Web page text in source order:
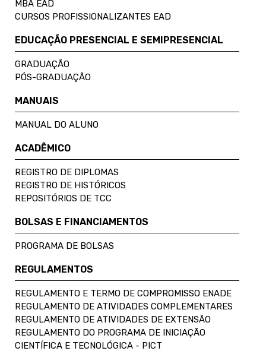
MBA EAD
CURSOS PROFISSIONALIZANTES EAD
EDUCAÇÃO PRESENCIAL E SEMIPRESENCIAL
GRADUAÇÃO
PÓS-GRADUAÇÃO
MANUAIS
MANUAL DO ALUNO
ACADÊMICO
REGISTRO DE DIPLOMAS
REGISTRO DE HISTÓRICOS
REPOSITÓRIOS DE TCC
BOLSAS E FINANCIAMENTOS
PROGRAMA DE BOLSAS
REGULAMENTOS
REGULAMENTO E TERMO DE COMPROMISSO ENADE
REGULAMENTO DE ATIVIDADES COMPLEMENTARES
REGULAMENTO DE ATIVIDADES DE EXTENSÃO
REGULAMENTO DO PROGRAMA DE INICIAÇÃO
CIENTÍFICA E TECNOLÓGICA - PICT